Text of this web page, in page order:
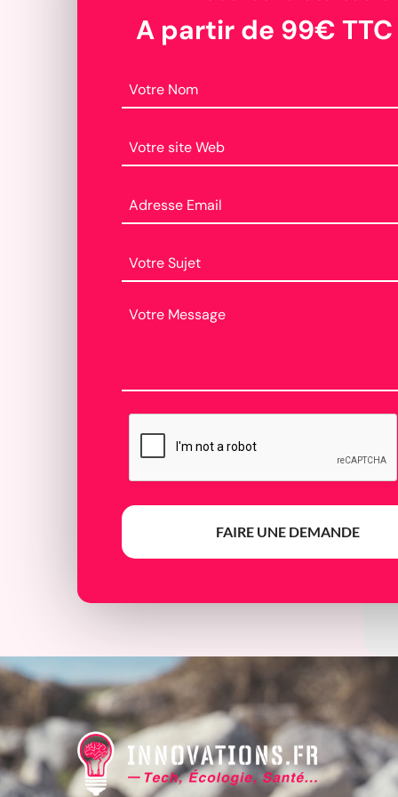
A partir de 99€ TTC
FAIRE UNE DEMANDE